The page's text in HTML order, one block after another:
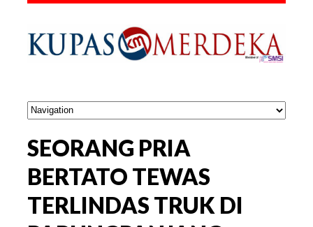
SEORANG PRIA
BERTATO TEWAS
TERLINDAS TRUK DI